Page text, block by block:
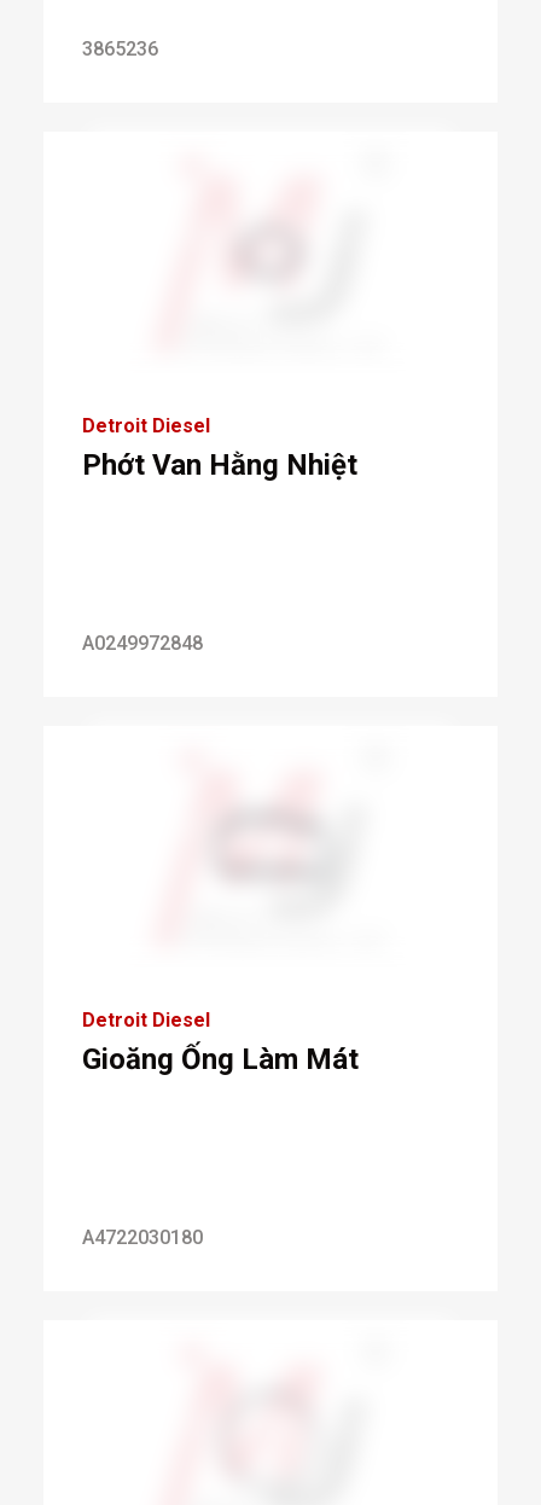
3865236
Detroit Diesel
Phớt Van Hằng Nhiệt
A0249972848
Detroit Diesel
Gioăng Ống Làm Mát
A4722030180